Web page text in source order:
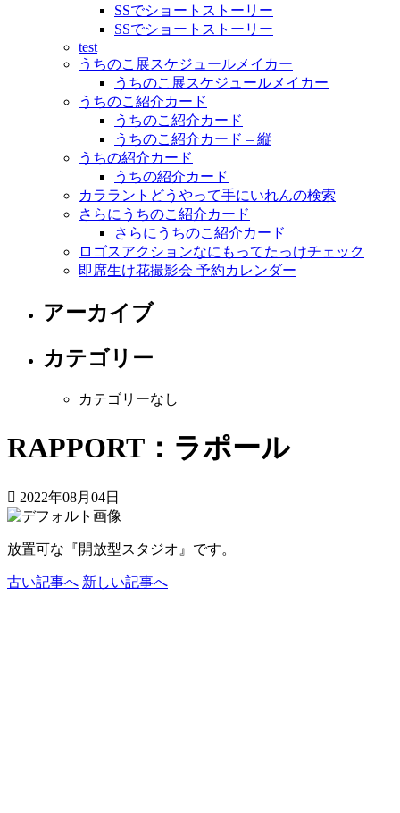
SSでショートストーリー
SSでショートストーリー
test
うちのこ展スケジュールメイカー
うちのこ展スケジュールメイカー
うちのこ紹介カード
うちのこ紹介カード
うちのこ紹介カード – 縦
うちの紹介カード
うちの紹介カード
カララントどうやって手にいれんの検索
さらにうちのこ紹介カード
さらにうちのこ紹介カード
ロゴスアクションなにもってたっけチェック
即席生け花撮影会 予約カレンダー
アーカイブ
カテゴリー
カテゴリーなし
RAPPORT：ラポール
2022年08月04日
放置可な『開放型スタジオ』です。
古い記事へ 新しい記事へ